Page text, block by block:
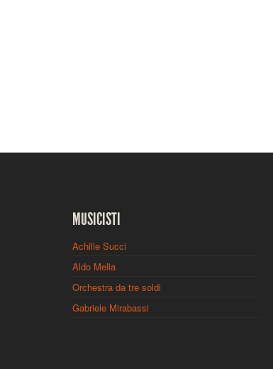
MUSICISTI
Achille Succi
Aldo Mella
Orchestra da tre soldi
Gabriele Mirabassi